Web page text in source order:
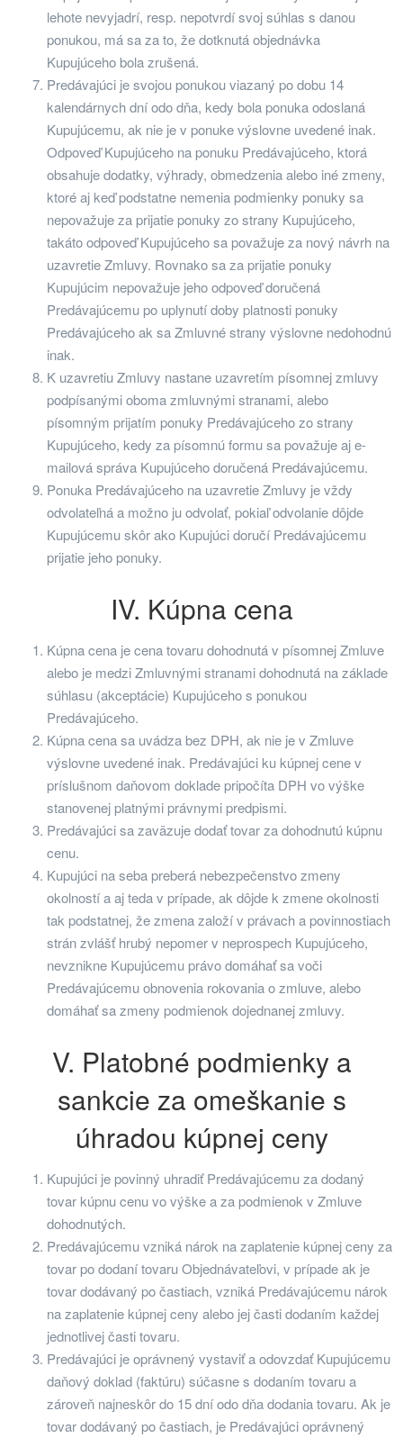
lehote nevyjadrí, resp. nepotvrdí svoj súhlas s danou
ponukou, má sa za to, že dotknutá objednávka
Kupujúceho bola zrušená.
Predávajúci je svojou ponukou viazaný po dobu 14
kalendárnych dní odo dňa, kedy bola ponuka odoslaná
Kupujúcemu, ak nie je v ponuke výslovne uvedené inak.
Odpoveď Kupujúceho na ponuku Predávajúceho, ktorá
obsahuje dodatky, výhrady, obmedzenia alebo iné zmeny,
ktoré aj keď podstatne nemenia podmienky ponuky sa
nepovažuje za prijatie ponuky zo strany Kupujúceho,
takáto odpoveď Kupujúceho sa považuje za nový návrh na
uzavretie Zmluvy. Rovnako sa za prijatie ponuky
Kupujúcim nepovažuje jeho odpoveď doručená
Predávajúcemu po uplynutí doby platnosti ponuky
Predávajúceho ak sa Zmluvné strany výslovne nedohodnú
inak.
K uzavretiu Zmluvy nastane uzavretím písomnej zmluvy
podpísanými oboma zmluvnými stranami, alebo
písomným prijatím ponuky Predávajúceho zo strany
Kupujúceho, kedy za písomnú formu sa považuje aj e-
mailová správa Kupujúceho doručená Predávajúcemu.
Ponuka Predávajúceho na uzavretie Zmluvy je vždy
odvolateľná a možno ju odvolať, pokiaľ odvolanie dôjde
Kupujúcemu skôr ako Kupujúci doručí Predávajúcemu
prijatie jeho ponuky.
IV. Kúpna cena
Kúpna cena je cena tovaru dohodnutá v písomnej Zmluve
alebo je medzi Zmluvnými stranami dohodnutá na základe
súhlasu (akceptácie) Kupujúceho s ponukou
Predávajúceho.
Kúpna cena sa uvádza bez DPH, ak nie je v Zmluve
výslovne uvedené inak. Predávajúci ku kúpnej cene v
príslušnom daňovom doklade pripočíta DPH vo výške
stanovenej platnými právnymi predpismi.
Predávajúci sa zaväzuje dodať tovar za dohodnutú kúpnu
cenu.
Kupujúci na seba preberá nebezpečenstvo zmeny
okolností a aj teda v prípade, ak dôjde k zmene okolnosti
tak podstatnej, že zmena založí v právach a povinnostiach
strán zvlášť hrubý nepomer v neprospech Kupujúceho,
nevznikne Kupujúcemu právo domáhať sa voči
Predávajúcemu obnovenia rokovania o zmluve, alebo
domáhať sa zmeny podmienok dojednanej zmluvy.
V. Platobné podmienky a
sankcie za omeškanie s
úhradou kúpnej ceny
Kupujúci je povinný uhradiť Predávajúcemu za dodaný
tovar kúpnu cenu vo výške a za podmienok v Zmluve
dohodnutých.
Predávajúcemu vzniká nárok na zaplatenie kúpnej ceny za
tovar po dodaní tovaru Objednávateľovi, v prípade ak je
tovar dodávaný po častiach, vzniká Predávajúcemu nárok
na zaplatenie kúpnej ceny alebo jej časti dodaním každej
jednotlivej časti tovaru.
Predávajúci je oprávnený vystaviť a odovzdať Kupujúcemu
daňový doklad (faktúru) súčasne s dodaním tovaru a
zároveň najneskôr do 15 dní odo dňa dodania tovaru. Ak je
tovar dodávaný po častiach, je Predávajúci oprávnený